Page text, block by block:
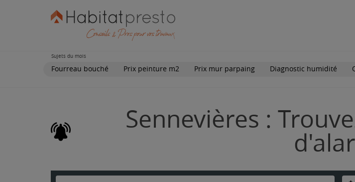
Sujets du mois
Fourreau bouché Prix peinture m2 Prix mur parpaing Diagnostic humidité
Sennevières :